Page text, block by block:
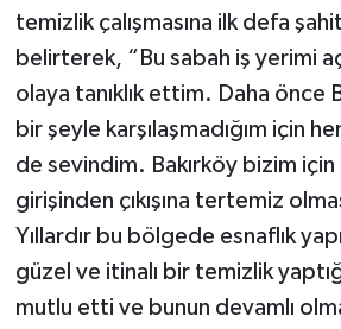
temizlik çalışmasına ilk defa
belirterek, “Bu sabah iş yerimi
olaya tanıklık ettim. Daha önce
bir şeyle karşılaşmadığım için
de sevindim. Bakırköy bizim
girişinden çıkışına tertemiz
Yıllardır bu bölgede esnaflık
güzel ve itinalı bir temizlik
mutlu etti ve bunun devamlı